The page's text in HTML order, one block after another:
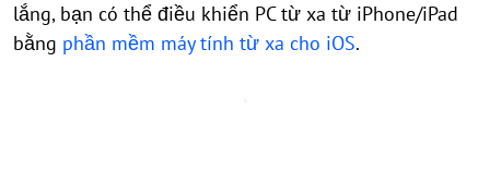
lắng, bạn có thể điều khiển PC từ xa từ iPhone/iPad
bằng phần mềm máy tính từ xa cho iOS.